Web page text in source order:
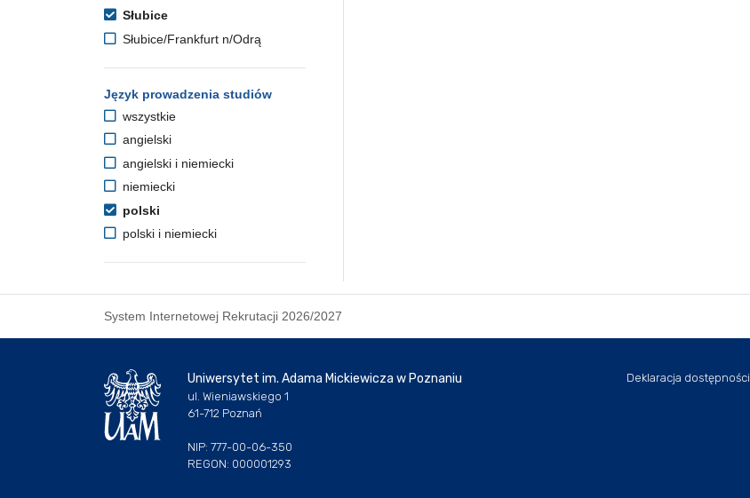
Słubice
Słubice/Frankfurt n/Odrą
Język prowadzenia studiów
wszystkie
angielski
angielski i niemiecki
niemiecki
polski
polski i niemiecki
System Internetowej Rekrutacji 2026/2027
Uniwersytet im. Adama Mickiewicza w Poznaniu
ul. Wieniawskiego 1
61-712 Poznań
NIP: 777-00-06-350
REGON: 000001293
Deklaracja dostępności